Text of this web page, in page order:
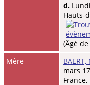
d.
Hauts-
(Âgé
Mère
mars
France,